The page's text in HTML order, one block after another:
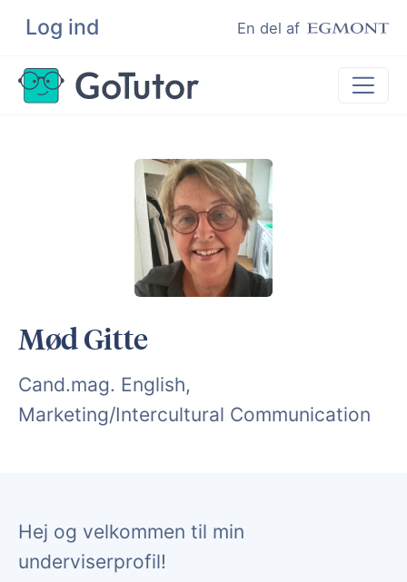
Log ind En del af
Søg
Lektiehjælp
Eksamenshjælp
Hjælp til ordblinde
Kundeudtalelser
Mød Gitte
Cand.mag. English,
Marketing/Intercultural Communication
Hej og velkommen til min
underviserprofil!